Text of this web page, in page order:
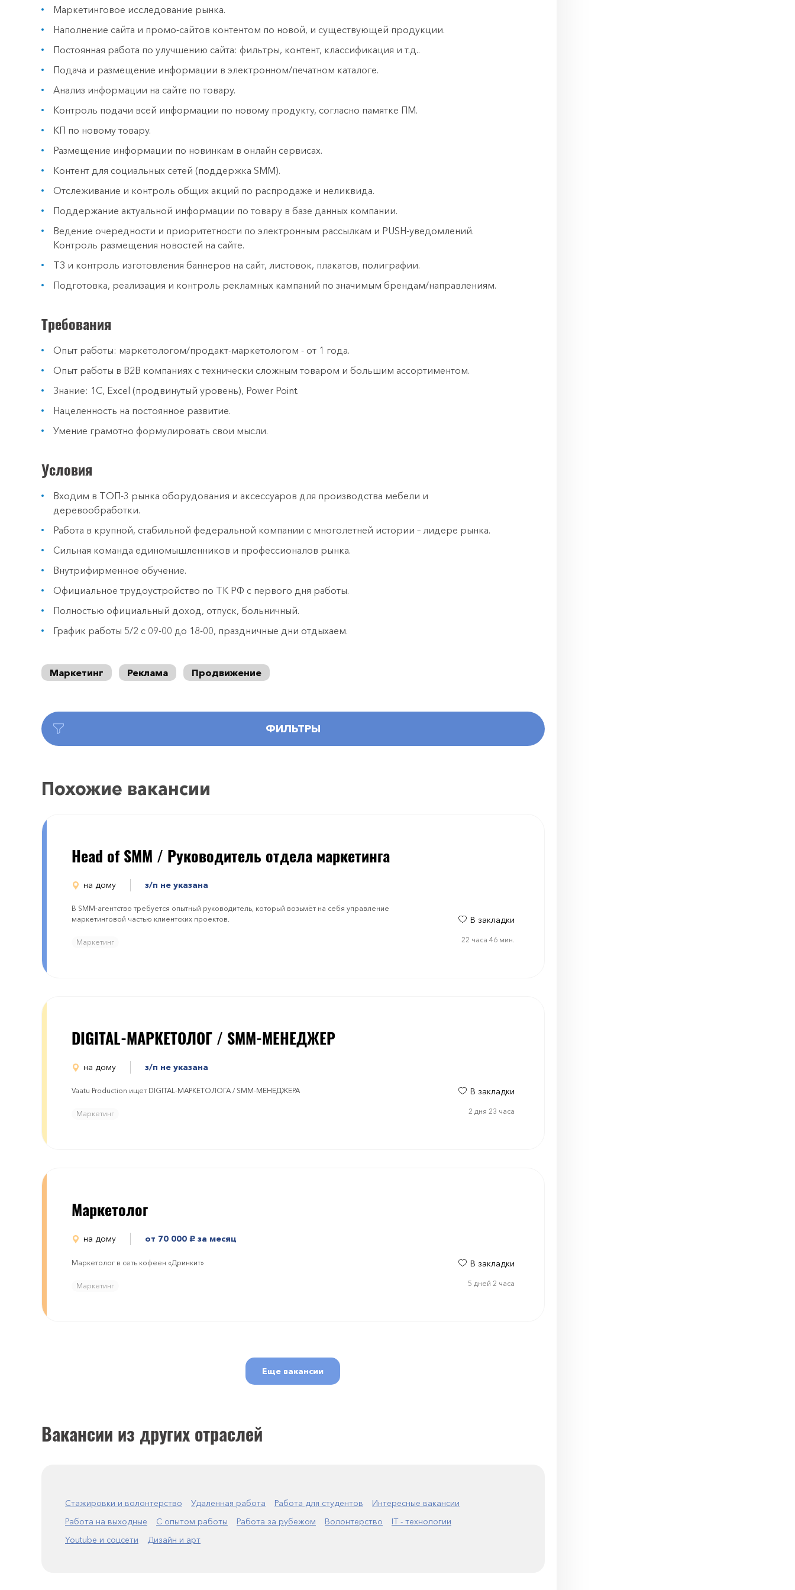
Маркетинговое исследование рынка.
Наполнение сайта и промо-сайтов контентом по новой, и существующей продукции.
Постоянная работа по улучшению сайта: фильтры, контент, классификация и т.д..
Подача и размещение информации в электронном/печатном каталоге.
Анализ информации на сайте по товару.
Контроль подачи всей информации по новому продукту, согласно памятке ПМ.
КП по новому товару.
Размещение информации по новинкам в онлайн сервисах.
Контент для социальных сетей (поддержка SMM).
Отслеживание и контроль общих акций по распродаже и неликвида.
Поддержание актуальной информации по товару в базе данных компании.
Ведение очередности и приоритетности по электронным рассылкам и PUSH-уведомлений.
Контроль размещения новостей на сайте.
ТЗ и контроль изготовления баннеров на сайт, листовок, плакатов, полиграфии.
Подготовка, реализация и контроль рекламных кампаний по значимым брендам/направлениям.
Требования
Опыт работы: маркетологом/продакт-маркетологом - от 1 года.
Опыт работы в B2B компаниях с технически сложным товаром и большим ассортиментом.
Знание: 1С, Excel (продвинутый уровень), Power Point.
Нацеленность на постоянное развитие.
Умение грамотно формулировать свои мысли.
Условия
Входим в ТОП-3 рынка оборудования и аксессуаров для производства мебели и
деревообработки.
Работа в крупной, стабильной федеральной компании с многолетней истории – лидере рынка.
Сильная команда единомышленников и профессионалов рынка.
Внутрифирменное обучение.
Официальное трудоустройство по ТК РФ с первого дня работы.
Полностью официальный доход, отпуск, больничный.
График работы 5/2 с 09-00 до 18-00, праздничные дни отдыхаем.
Маркетинг Реклама Продвижение
ФИЛЬТРЫ
Похожие вакансии
Head of SMM / Руководитель отдела маркетинга
на дому з/п не указана
В SMM-агентство требуется опытный руководитель, который возьмёт на себя управление
маркетинговой частью клиентских проектов.
Маркетинг
В закладки
22 часа 46 мин.
DIGITAL-МАРКЕТОЛОГ / SMM-МЕНЕДЖЕР
на дому з/п не указана
Vaatu Production ищет DIGITAL-МАРКЕТОЛОГА / SMM-МЕНЕДЖЕРА
Маркетинг
В закладки
2 дня 23 часа
Маркетолог
на дому от 70 000 руб. за месяц
Маркетолог в сеть кофеен «Дринкит»
Маркетинг
В закладки
5 дней 2 часа
Еще вакансии
Вакансии из других отраслей
Стажировки и волонтерство Удаленная работа Работа для студентов
Интересные вакансии
Работа на выходные
С опытом работы Работа за рубежом Волонтерство
IT - технологии
Youtube и соцсети
Дизайн и арт